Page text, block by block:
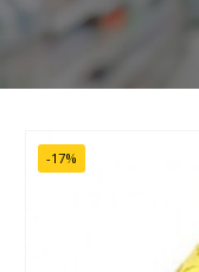
-17%